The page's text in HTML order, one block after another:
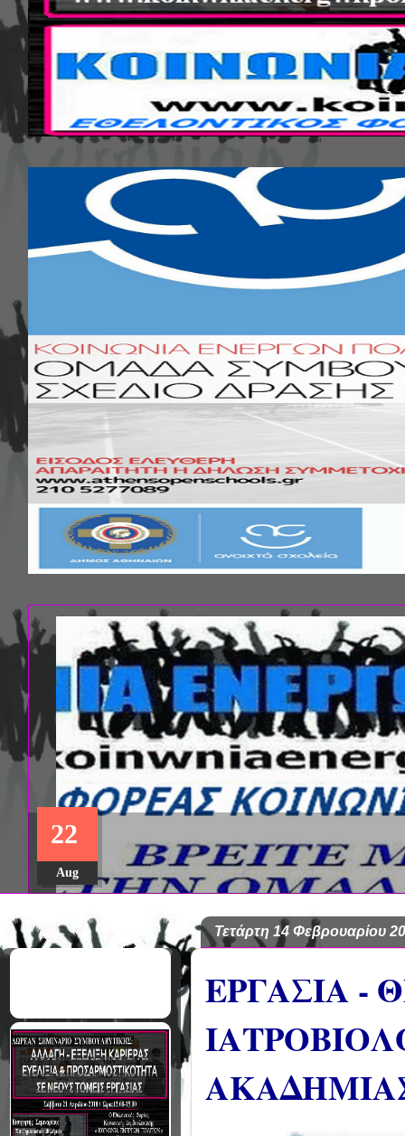
ΣΠΟΥΔΩΝ: "ΕΙΔΙΚΗ ΑΓΩΓΗ
ΣΤΟ ΠΑΝΕΠΙΣΤΗΜΙΟ
22
Aug
Τετάρτη 14 Φεβρουαρίου
ΕΡΓΑΣΙΑ -